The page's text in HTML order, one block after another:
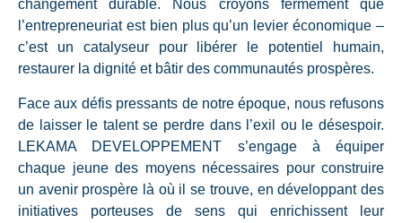
changement durable. Nous croyons fermement que
l’entrepreneuriat est bien plus qu’un levier économique –
c’est un catalyseur pour libérer le potentiel humain,
restaurer la dignité et bâtir des communautés prospères.
Face aux défis pressants de notre époque, nous refusons
de laisser le talent se perdre dans l’exil ou le désespoir.
LEKAMA DEVELOPPEMENT s’engage à équiper
chaque jeune des moyens nécessaires pour construire
un avenir prospère là où il se trouve, en développant des
initiatives porteuses de sens qui enrichissent leur